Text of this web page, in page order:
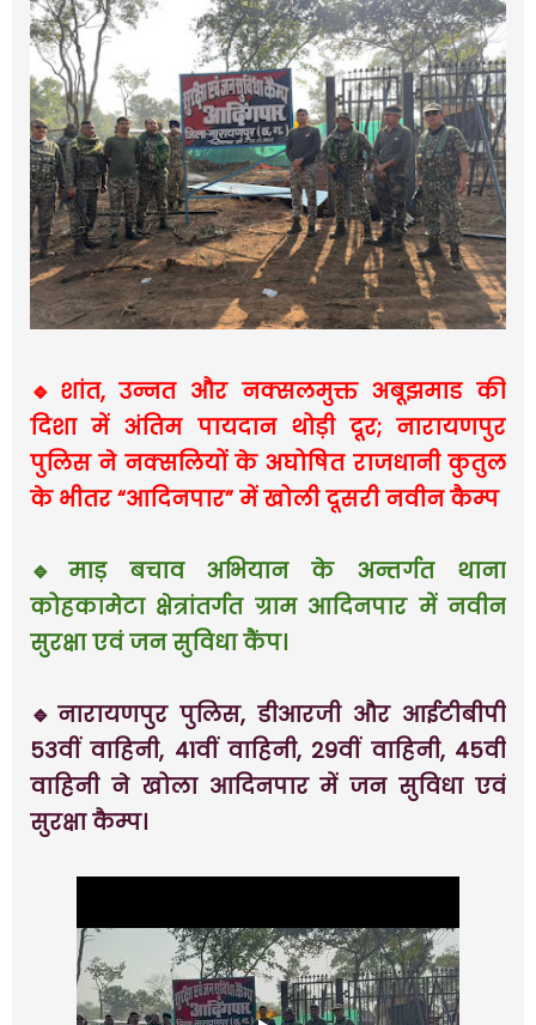
🔹शांत, उन्नत और नक्सलमुक्त अबूझमाड की
दिशा में अंतिम पायदान थोड़ी दूर; नारायणपुर
पुलिस ने नक्सलियों के अघोषित राजधानी कुतुल
के भीतर “आदिनपार” में खोली दूसरी नवीन कैम्प
🔹माड़ बचाव अभियान के अन्तर्गत थाना
कोहकामेटा क्षेत्रांतर्गत ग्राम आदिनपार में नवीन
सुरक्षा एवं जन सुविधा कैंप।
🔹नारायणपुर पुलिस, डीआरजी और आईटीबीपी
53वीं वाहिनी, 41वीं वाहिनी, 29वीं वाहिनी, 45वीं
वाहिनी ने खोला आदिनपार में जन सुविधा एवं
सुरक्षा कैम्प।